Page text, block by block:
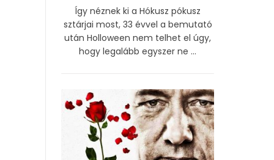
Így néznek ki a Hókusz pókusz
sztárjai most, 33 évvel a bemutató
után Holloween nem telhet el úgy,
hogy legalább egyszer ne ...